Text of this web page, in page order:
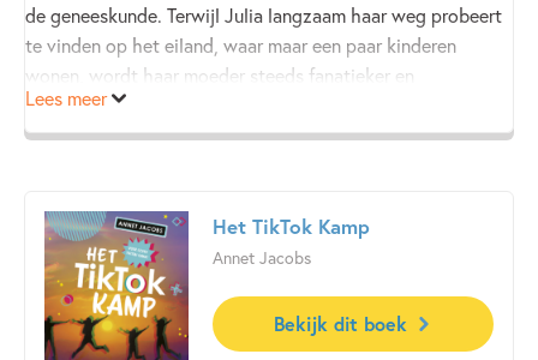
'meeslepend en steengoed geschreven.' - Boekwijzer
'Wie doorleest raakt rijkelijk beloond en je besluit hem
vanaf nu altijd trouw te volgen.' - Edward van de Vendel
de geneeskunde. Terwijl Julia langzaam haar weg probeert
te vinden op het eiland, waar maar een paar kinderen
wonen, wordt haar moeder steeds fanatieker en
obsessiever in haar zoektocht. Zo fanatiek, dat het hun
hele gezin uit elkaar drijft. Julia ziet maar één oplossing:
Lees meer
Het TikTok Kamp
Annet Jacobs
Bekijk dit boek